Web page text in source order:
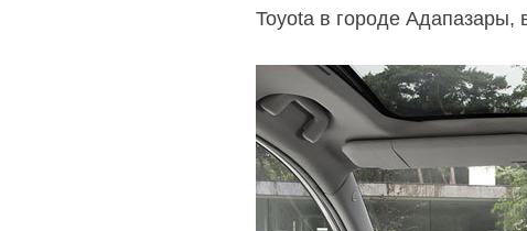
Toyota в городе Адапазары,